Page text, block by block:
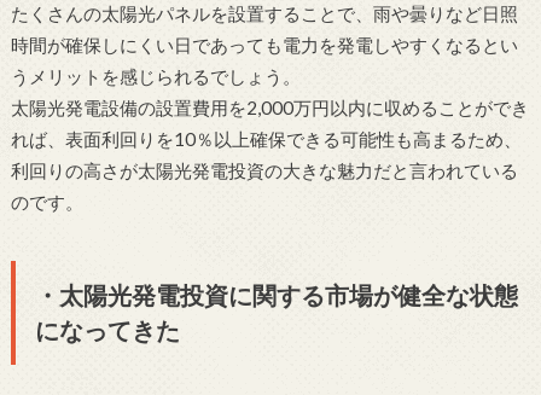
たくさんの太陽光パネルを設置することで、雨や曇りなど日照
時間が確保しにくい日であっても電力を発電しやすくなるとい
うメリットを感じられるでしょう。
太陽光発電設備の設置費用を2,000万円以内に収めることができ
れば、表面利回りを10％以上確保できる可能性も高まるため、
利回りの高さが太陽光発電投資の大きな魅力だと言われている
のです。
・太陽光発電投資に関する市場が健全な状態
になってきた